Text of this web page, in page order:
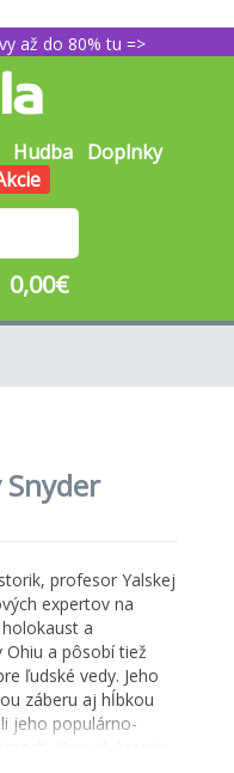
až do 80% tu =>
Hudba Doplnky
0,00€
profesor Yalskej
expertov na
a
a pôsobí tiež
ľudské vedy. Jeho
záberu aj hĺbkou
jeho populárno-
Krvavé územie